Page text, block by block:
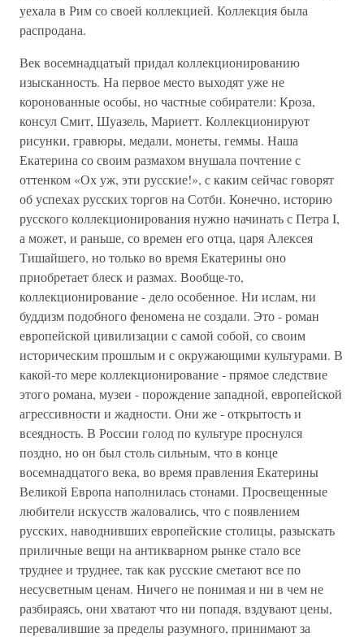
уехала в Рим со своей коллекцией. Коллекция была
распродана.
Век восемнадцатый придал коллекционированию
изысканность. На первое место выходят уже не
коронованные особы, но частные собиратели: Кроза,
консул Смит, Шуазель, Мариетт. Коллекционируют
рисунки, гравюры, медали, монеты, геммы. Наша
Екатерина со своим размахом внушала почтение с
оттенком «Ох уж, эти русские!», с каким сейчас говорят
об успехах русских торгов на Сотби. Конечно, историю
русского коллекционирования нужно начинать с Петра I,
а может, и раньше, со времен его отца, царя Алексея
Тишайшего, но только во время Екатерины оно
приобретает блеск и размах. Вообще-то,
коллекционирование - дело особенное. Ни ислам, ни
буддизм подобного феномена не создали. Это - роман
европейской цивилизации с самой собой, со своим
историческим прошлым и с окружающими культурами. В
какой-то мере коллекционирование - прямое следствие
этого романа, музеи - порождение западной, европейской
агрессивности и жадности. Они же - открытость и
всеядность. В России голод по культуре проснулся
поздно, но он был столь сильным, что в конце
восемнадцатого века, во время правления Екатерины
Великой Европа наполнилась стонами. Просвещенные
любители искусств жаловались, что с появлением
русских, наводнивших европейские столицы, разыскать
приличные вещи на антикварном рынке стало все
труднее и труднее, так как русские сметают все по
несусветным ценам. Ничего не понимая и ни в чем не
разбираясь, они хватают что ни попадя, вздувают цены,
перевалившие за пределы разумного, принимают за